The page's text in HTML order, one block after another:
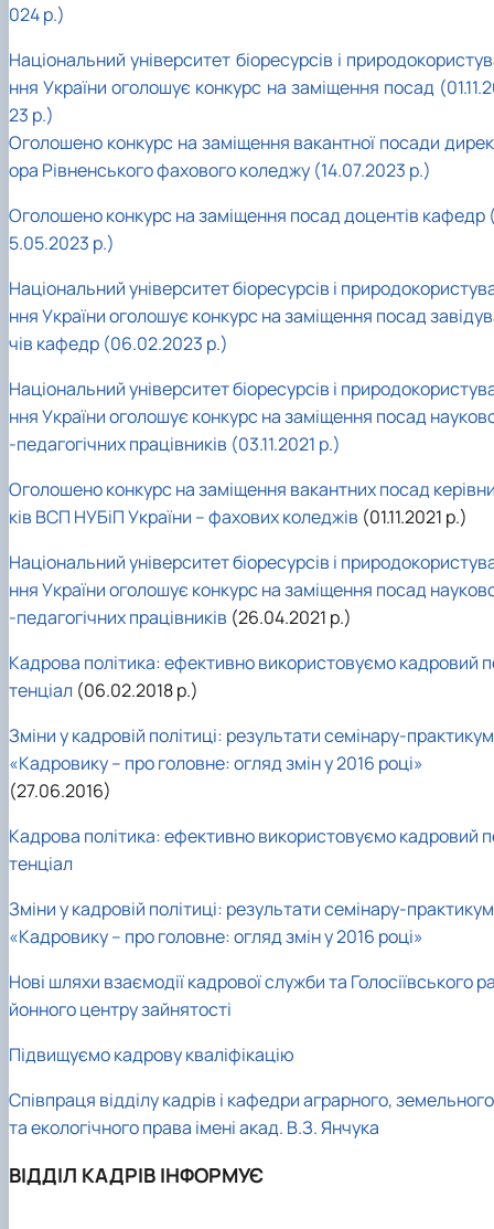
024 р.)
Національний університет біоресурсів і
ння України оголошує конкурс на заміщення посад
23 р.)
Оголошено конкурс на заміщення вакантної посади
ора Рівненського фахового коледжу (14.07.2023 р.)
Оголошено конкурс на заміщення посад доцентів кафедр
5.05.2023 р.)
Національний університет біоресурсів і
ння України оголошує конкурс на заміщення посад
чів кафедр (06.02.2023 р.)
Національний університет біоресурсів і
ння України оголошує конкурс на заміщення посад
-педагогічних працівників (03.11.2021 р.)
Оголошено конкурс на заміщення вакантних посад
ків ВСП НУБіП України – фахових коледжів (01.11.2021 р.)
Національний університет біоресурсів і
ння України оголошує конкурс на заміщення посад
-педагогічних працівників (26.04.2021 р.)
Кадрова політика: ефективно використовуємо кадровий
тенціал (06.02.2018 р.)
Зміни у кадровій політиці: результати семінару-
«Кадровику – про головне: огляд змін у 2016 році»
(27.06.2016)
Кадрова політика: ефективно використовуємо кадровий
тенціал
Зміни у кадровій політиці: результати семінару-
«Кадровику – про головне: огляд змін у 2016 році»
Нові шляхи взаємодії кадрової служби та Голосіївського
йонного центру зайнятості
Підвищуємо кадрову кваліфікацію
Співпраця відділу кадрів і кафедри аграрного, земельного
та екологічного права імені акад. В.З. Янчука
ВІДДІЛ КАДРІВ ІНФОРМУЄ